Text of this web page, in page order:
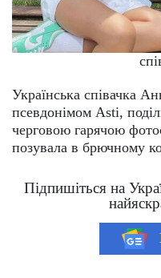
Українська співачка
псевдонімом Asti,
черговою гарячою
позувала в брючному
Підпишіться на